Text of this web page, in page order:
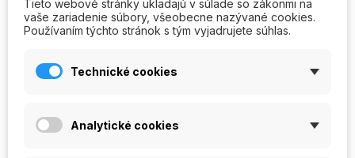
Akryl Professional
púder s kratšou dobou
tuhnutia, vytvára prirodzený
Akryl Professional
tuhnutia pre francúz­sku
Tieto webové stránky ukladajú v súlade so zákonmi na
vaše zariadenie súbory, všeobecne nazývané cookies.
Používaním týchto stránok s tým vyjadrujete súhlas.
Technické cookies
Analytické cookies